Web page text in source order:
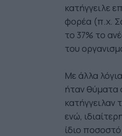
κατήγγειλε
φορέα (π.χ.
το 37% το
του
Με άλλα
ήταν θύματα
κατήγγειλαν
ενώ,
ίδιο